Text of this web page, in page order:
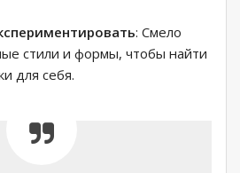
: Смело
стили и формы, чтобы найти
для себя.